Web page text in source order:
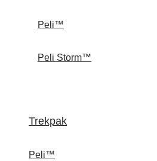
Peli™
Peli Storm™
Trekpak
Peli™